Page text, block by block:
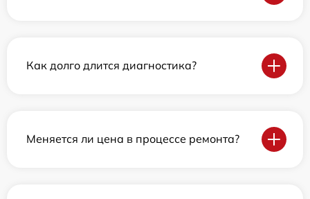
Как долго длится диагностика?
Меняется ли цена в процессе ремонта?